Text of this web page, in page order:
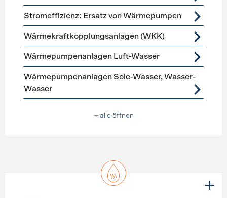
Stromeffizienz: Ersatz von Wärmepumpen
Wärmekraftkopplungsanlagen (WKK)
Wärmepumpenanlagen Luft-Wasser
Wärmepumpenanlagen Sole-Wasser, Wasser-
Wasser
+ alle öffnen